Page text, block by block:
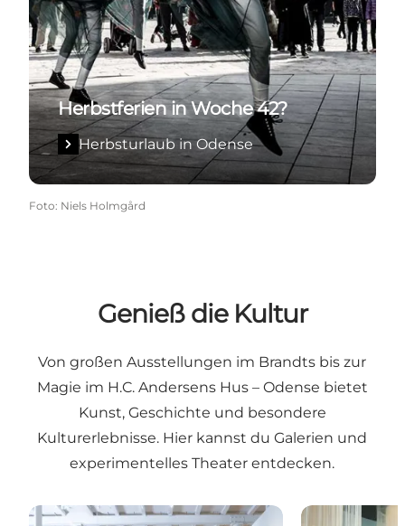
Herbstferien in Woche 42?
Herbsturlaub in Odense
Foto: Niels Holmgård
Genieß die Kultur
Von großen Ausstellungen im Brandts bis zur
Magie im H.C. Andersens Hus – Odense bietet
Kunst, Geschichte und besondere
Kulturerlebnisse. Hier kannst du Galerien und
experimentelles Theater entdecken.
Galerien & Kunsthandwerker Teater in